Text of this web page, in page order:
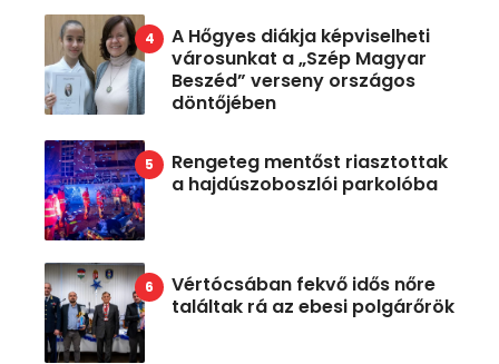
A Hőgyes diákja képviselheti
városunkat a „Szép Magyar
Beszéd” verseny országos
döntőjében
Rengeteg mentőst riasztottak
a hajdúszoboszlói parkolóba
Vértócsában fekvő idős nőre
találtak rá az ebesi polgárőrök